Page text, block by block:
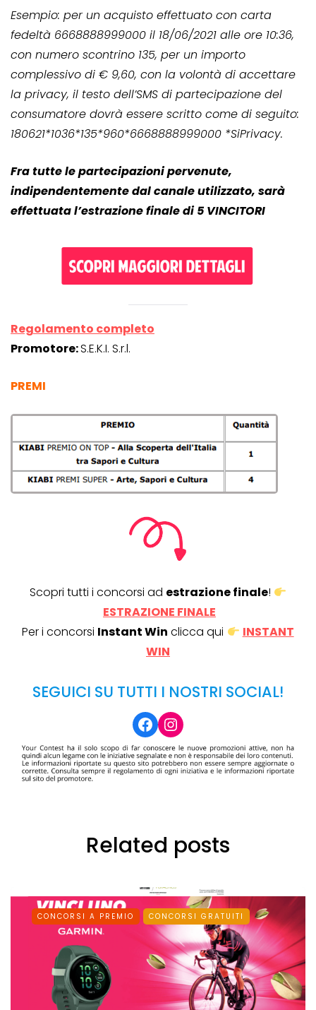
Esempio: per un acquisto effettuato con carta
fedeltà 6668888999000 il 18/06/2021 alle ore 10:36,
con numero scontrino 135, per un importo
complessivo di € 9,60, con la volontà di accettare
la privacy, il testo dell’SMS di partecipazione del
consumatore dovrà essere scritto come di seguito:
180621*1036*135*960*6668888999000 *SiPrivacy.
Fra tutte le partecipazioni pervenute,
indipendentemente dal canale utilizzato, sarà
effettuata l’estrazione finale di 5 VINCITORI
Regolamento completo
Promotore:S.E.K.I. S.r.l.
PREMI
Scopri tutti i concorsi ad estrazione finale!
ESTRAZIONE FINALE
Per i concorsi Instant Win clicca qui
INSTANT
WIN
SEGUICI SU TUTTI I NOSTRI SOCIAL!
Facebook
Instagram
Related posts
CONCORSI A PREMIO CONCORSI GRATUITI